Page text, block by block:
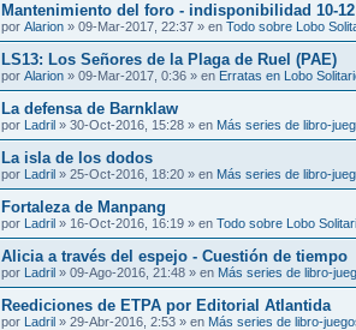
Mantenimiento del foro - indisponibilidad 10-
por Alarion » 09-Mar-2017, 22:37 » en Todo sobre Lobo
LS13: Los Señores de la Plaga de Ruel (PAE)
por Alarion » 09-Mar-2017, 0:36 » en Erratas en Lobo
La defensa de Barnklaw
por Ladril » 30-Oct-2016, 15:28 » en Más series de libro-
La isla de los dodos
por Ladril » 25-Oct-2016, 18:20 » en Más series de libro-
Fortaleza de Manpang
por Ladril » 16-Oct-2016, 16:19 » en Todo sobre Lobo
Alicia a través del espejo - Cuestión de tiempo
por Ladril » 09-Ago-2016, 21:48 » en Más series de libro-
Reediciones de ETPA por Editorial Atlantida
por Ladril » 29-Abr-2016, 2:53 » en Más series de libro-